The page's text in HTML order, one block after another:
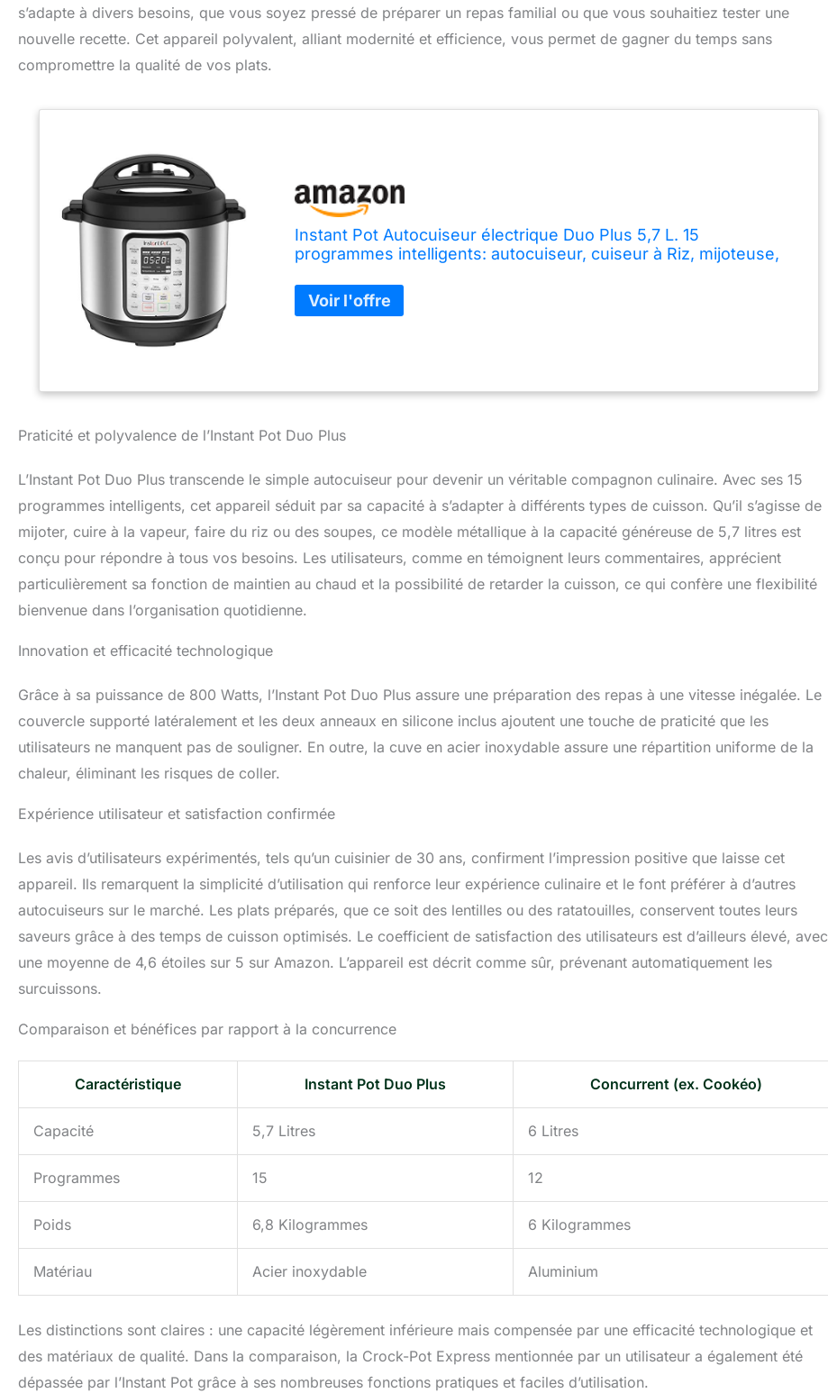
s’adapte à divers besoins, que vous soyez pressé de préparer un repas familial ou que vous souhaitiez tester une
nouvelle recette. Cet appareil polyvalent, alliant modernité et efficience, vous permet de gagner du temps sans
compromettre la qualité de vos plats.
Instant Pot Autocuiseur électrique Duo Plus 5,7 L. 15
programmes intelligents: autocuiseur, cuiseur à Riz, mijoteuse,
Praticité et polyvalence de l’Instant Pot Duo Plus
L’Instant Pot Duo Plus transcende le simple autocuiseur pour devenir un véritable compagnon culinaire. Avec ses 15
programmes intelligents, cet appareil séduit par sa capacité à s’adapter à différents types de cuisson. Qu’il s’agisse de
mijoter, cuire à la vapeur, faire du riz ou des soupes, ce modèle métallique à la capacité généreuse de 5,7 litres est
conçu pour répondre à tous vos besoins. Les utilisateurs, comme en témoignent leurs commentaires, apprécient
particulièrement sa fonction de maintien au chaud et la possibilité de retarder la cuisson, ce qui confère une flexibilité
bienvenue dans l’organisation quotidienne.
Innovation et efficacité technologique
Grâce à sa puissance de 800 Watts, l’Instant Pot Duo Plus assure une préparation des repas à une vitesse inégalée. Le
couvercle supporté latéralement et les deux anneaux en silicone inclus ajoutent une touche de praticité que les
utilisateurs ne manquent pas de souligner. En outre, la cuve en acier inoxydable assure une répartition uniforme de la
chaleur, éliminant les risques de coller.
Expérience utilisateur et satisfaction confirmée
Les avis d’utilisateurs expérimentés, tels qu’un cuisinier de 30 ans, confirment l’impression positive que laisse cet
appareil. Ils remarquent la simplicité d’utilisation qui renforce leur expérience culinaire et le font préférer à d’autres
autocuiseurs sur le marché. Les plats préparés, que ce soit des lentilles ou des ratatouilles, conservent toutes leurs
saveurs grâce à des temps de cuisson optimisés. Le coefficient de satisfaction des utilisateurs est d’ailleurs élevé, avec
une moyenne de 4,6 étoiles sur 5 sur Amazon. L’appareil est décrit comme sûr, prévenant automatiquement les
surcuissons.
Comparaison et bénéfices par rapport à la concurrence
Caractéristique Instant Pot Duo Plus Concurrent (ex. Cookéo)
Capacité 5,7 Litres 6 Litres
Programmes 15 12
Poids 6,8 Kilogrammes 6 Kilogrammes
Matériau Acier inoxydable Aluminium
Les distinctions sont claires : une capacité légèrement inférieure mais compensée par une efficacité technologique et
des matériaux de qualité. Dans la comparaison, la Crock-Pot Express mentionnée par un utilisateur a également été
dépassée par l’Instant Pot grâce à ses nombreuses fonctions pratiques et faciles d’utilisation.